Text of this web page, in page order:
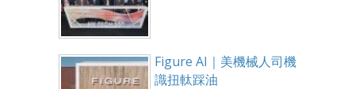
Figure AI｜美機械人司機
識扭軚踩油